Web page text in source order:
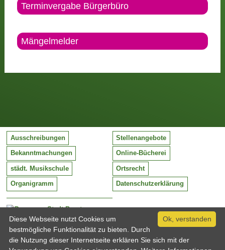
Terminvergabe Bürgerbüro
Mängelmelder
Stadt Barntrup
Mittelstraße 38
32683 Barntrup
Tel:
05263 / 409-0
Ausschreibungen Stellenangebote
Bekanntmachungen Online-Bücherei
städt. Musikschule Ortsrecht
Organigramm Datenschutzerklärung
Ok, verstanden
Diese Webseite nutzt Cookies um
bestmögliche Funktionalität zu bieten. Durch
die Nutzung dieser Internetseite erklären Sie sich mit der